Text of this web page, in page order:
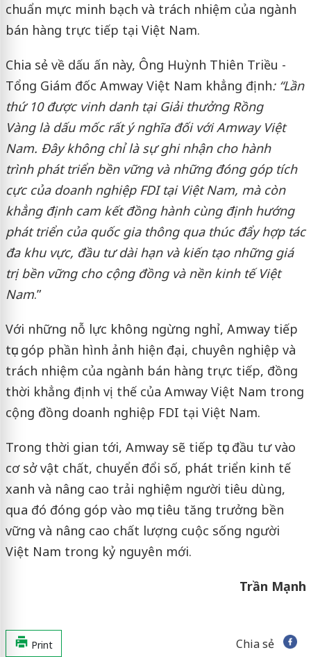
chuẩn mực minh bạch và trách nhiệm của ngành
bán hàng trực tiếp tại Việt Nam.
Chia sẻ về dấu ấn này, Ông Huỳnh Thiên Triều -
Tổng Giám đốc Amway Việt Nam khẳng định: “Lần
thứ 10 được vinh danh tại Giải thưởng Rồng
Vànglà dấu mốc rất ý nghĩa đối với Amway Việt
Nam. Đâykhông chỉlà sựghi nhậnchohành
trình phát triểnbền vững và những đóng góp tích
cực của doanh nghiệp FDI tại Việt Nam, mà còn
khẳng định cam kết đồng hành cùng định hướng
phát triển của quốc gia thông qua thúc đẩy hợp tác
đa khu vực, đầu tư dài hạn và kiến tạo những giá
trị bền vững cho cộng đồng và nền kinh tế Việt
Nam.”
Với những nỗ lực không ngừng nghỉ, Amway tiếp
tục góp phần hình ảnh hiện đại, chuyên nghiệp và
trách nhiệm của ngành bán hàng trực tiếp, đồng
thời khẳng định vị thế của Amway Việt Nam trong
cộng đồng doanh nghiệp FDI tại Việt Nam.
Trong thời gian tới, Amway sẽ tiếp tục đầu tư vào
cơ sở vật chất, chuyển đổi số, phát triển kinh tế
xanh và nâng cao trải nghiệm người tiêu dùng,
qua đó đóng góp vào mục tiêu tăng trưởng bền
vững và nâng cao chất lượng cuộc sống người
Việt Nam trong kỷ nguyên mới.
Trần Mạnh
Print Chia sẻ